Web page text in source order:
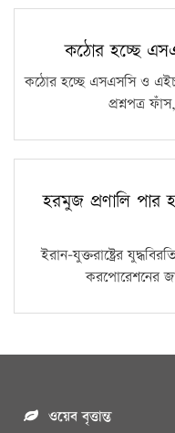
কঠোর হচ্ছে
কঠোর হচ্ছে এসএসসি ও
প্রশ্নপত্র
হরমুজ প্রণালি পার
ইরান-যুক্তরাষ্ট্রের
করপোরেশনের
ওয়েব বৃত্তান্ত